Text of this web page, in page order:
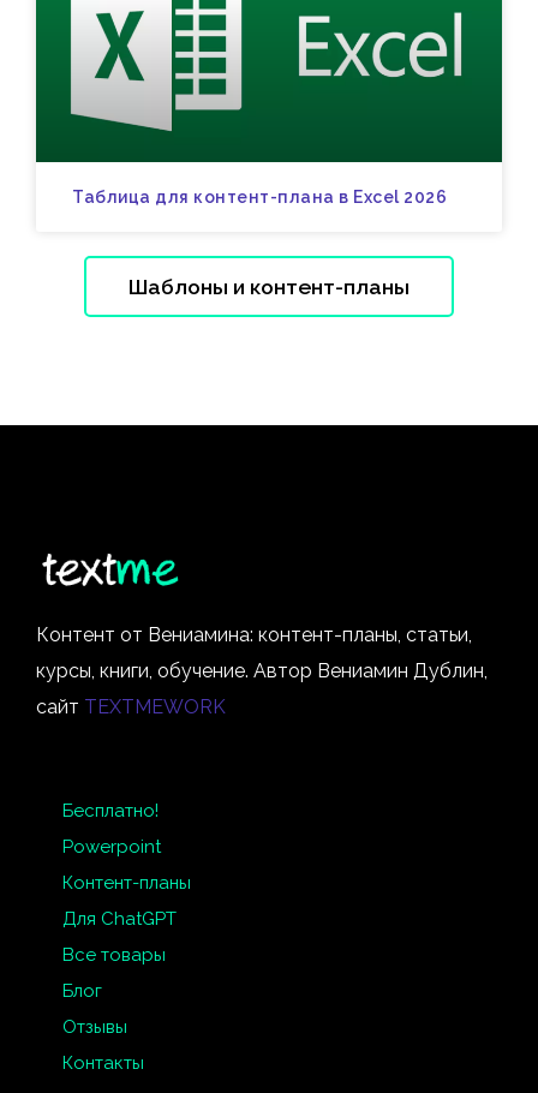
Таблица для контент-плана в Excel 2026
Шаблоны и контент-планы
Контент от Вениамина: контент-планы, статьи,
курсы, книги, обучение. Автор Вениамин Дублин,
сайт TEXTMEWORK
Бесплатно!
Powerpoint
Контент-планы
Для ChatGPT
Все товары
Блог
Отзывы
Контакты